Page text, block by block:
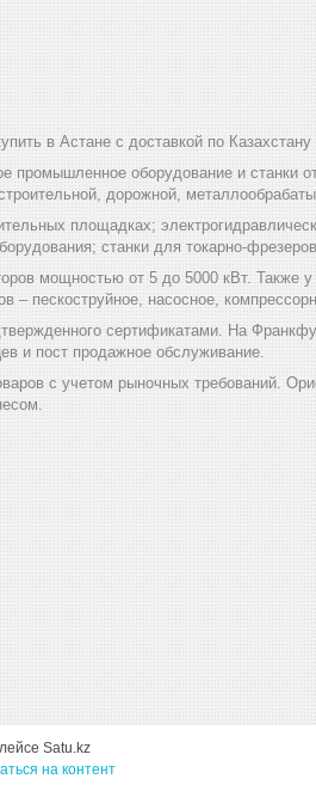
в Астане с доставкой по Казахстану
промышленное оборудование и станки
дорожной,
площадках;
станки для токарно-
мощностью от 5 до 5000 кВт.
– пескоструйное, насосное,
сертификатами. На
и пост продажное обслуживание.
с учетом рыночных требований.
Satu.kz
на контент